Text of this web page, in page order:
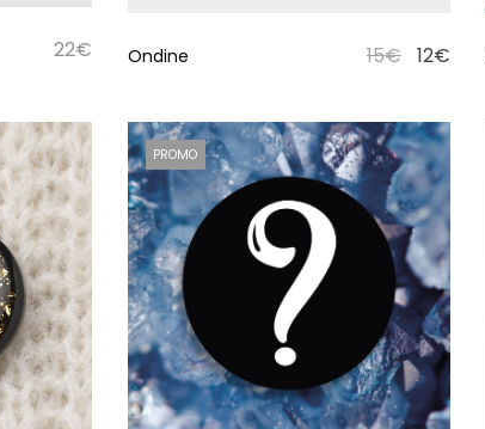
22€ Ondine 15€ 12€
PROMO